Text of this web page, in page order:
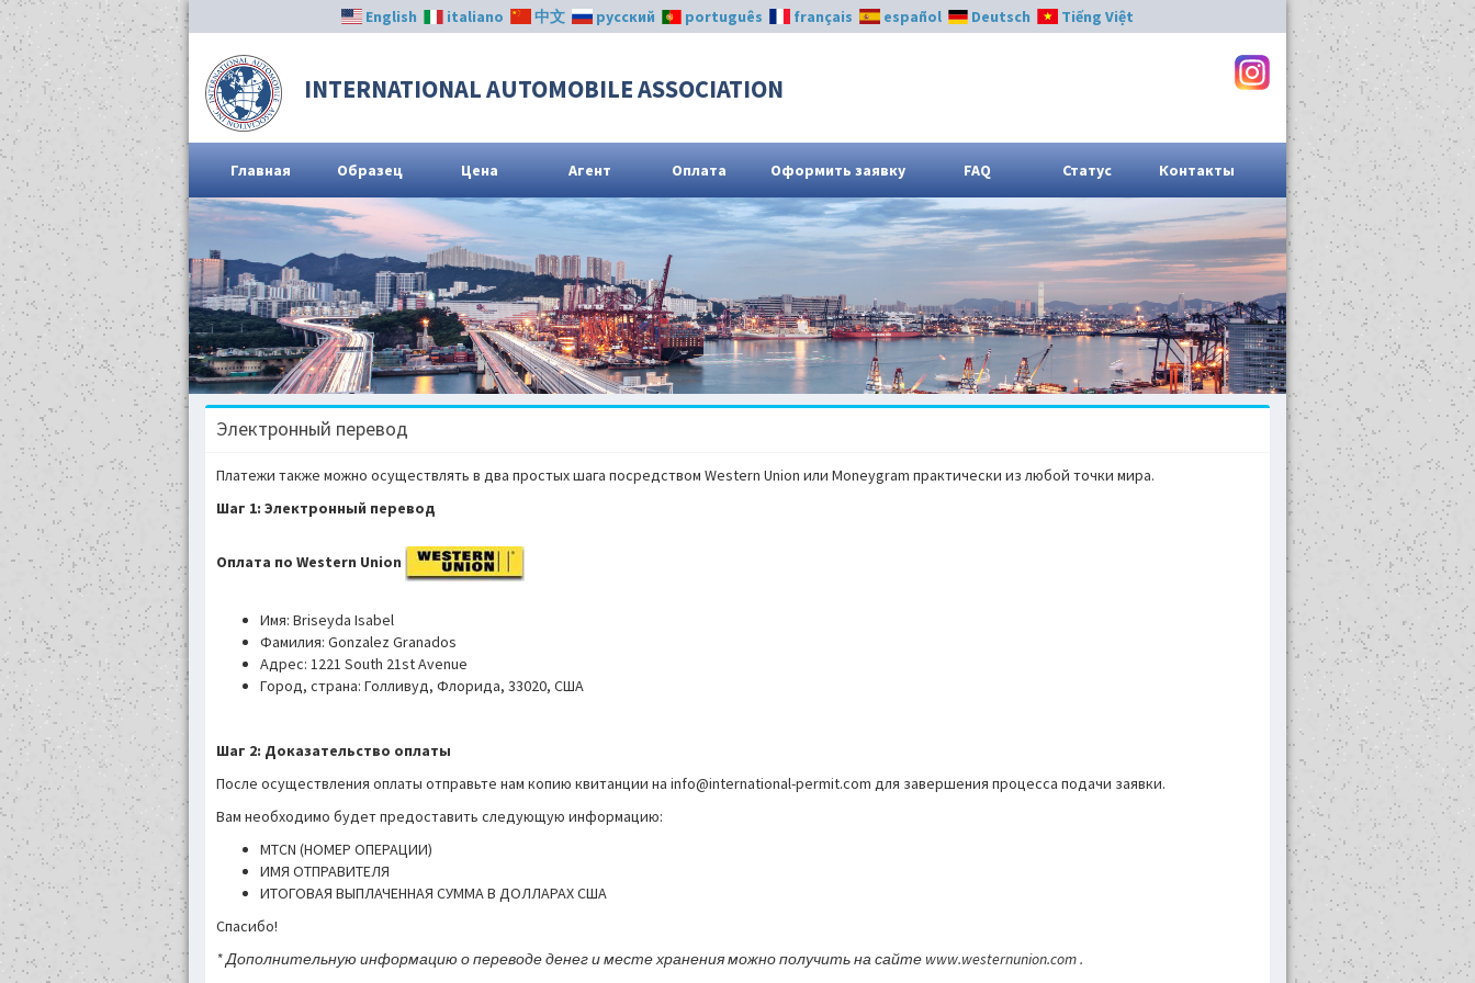
INTERNATIONAL AUTOMOBILE ASSOCIATION
English italiano 中文 русский português français español Deutsch Tiếng Việt
Главная Образец Цена Агент Оплата Оформить заявку FAQ Статус Контакты
Электронный перевод
Платежи также можно осуществлять в два простых шага посредством Western Union или Moneygram практически из любой точки мира.
Шаг 1: Электронный перевод
Оплата по Western Union
Имя: Briseyda Isabel
Фамилия: Gonzalez Granados
Адрес: 1221 South 21st Avenue
Город, страна: Голливуд, Флорида, 33020, США
Шаг 2: Доказательство оплаты
После осуществления оплаты отправьте нам копию квитанции на info@international-permit.com для завершения процесса подачи заявки.
Вам необходимо будет предоставить следующую информацию:
MTCN (НОМЕР ОПЕРАЦИИ)
ИМЯ ОТПРАВИТЕЛЯ
ИТОГОВАЯ ВЫПЛАЧЕННАЯ СУММА В ДОЛЛАРАХ США
Спасибо!
* Дополнительную информацию о переводе денег и месте хранения можно получить на сайте www.westernunion.com .